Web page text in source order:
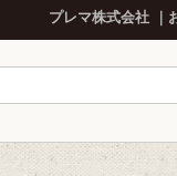
プレマ株式会社